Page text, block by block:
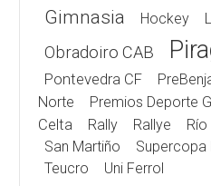
Gimnasia Hockey
Obradoiro CAB
Pontevedra CF
Norte
Premios Deporte
Celta
Rally Rallye
Río
San Martiño
Supercopa
Teucro
Uni Ferrol